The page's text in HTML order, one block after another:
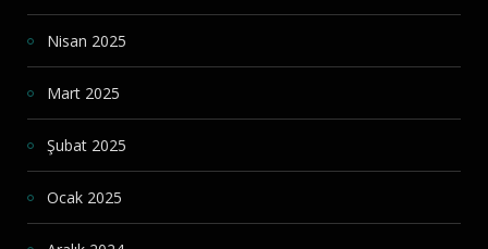
Nisan 2025
Mart 2025
Şubat 2025
Ocak 2025